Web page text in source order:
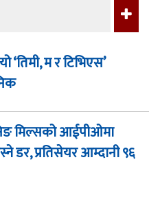
‘तिमी, म र टिभिएस’
मिल्सको आईपीओमा
डर, प्रतिसेयर आम्दानी ९६